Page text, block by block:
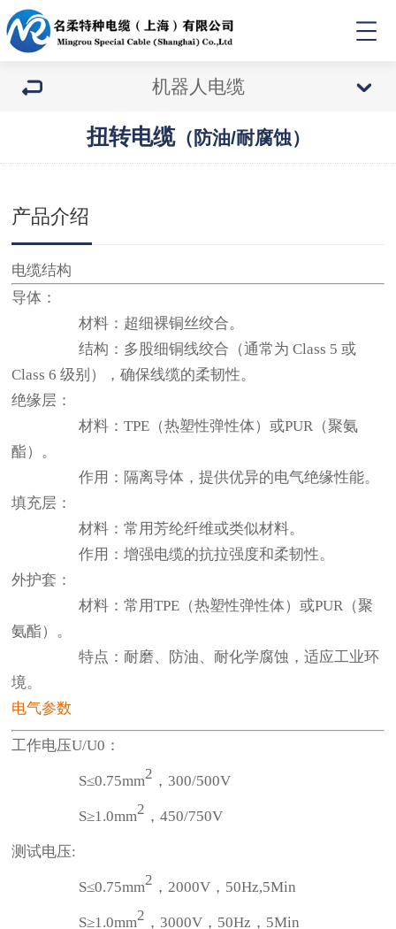
机器人电缆
扭转电缆（防油/耐腐蚀）
产品介绍
电缆结构
导体：
材料：超细裸铜丝绞合。
结构：多股细铜线绞合（通常为 Class 5 或
Class 6 级别），确保线缆的柔韧性。
绝缘层：
材料：TPE（热塑性弹性体）或PUR（聚氨
酯）。
作用：隔离导体，提供优异的电气绝缘性能。
填充层：
材料：常用芳纶纤维或类似材料。
作用：增强电缆的抗拉强度和柔韧性。
外护套：
材料：常用TPE（热塑性弹性体）或PUR（聚
氨酯）。
特点：耐磨、防油、耐化学腐蚀，适应工业环
境。
电气参数
工作电压U/U0：
S≤0.75mm2 ，300/500V
S≥1.0mm2 ，450/750V
测试电压:
S≤0.75mm2 ，2000V，50Hz,5Min
S≥1.0mm2 ，3000V，50Hz，5Min